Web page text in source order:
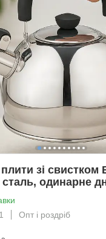
зі свистком
одинарне
Опт і роздріб